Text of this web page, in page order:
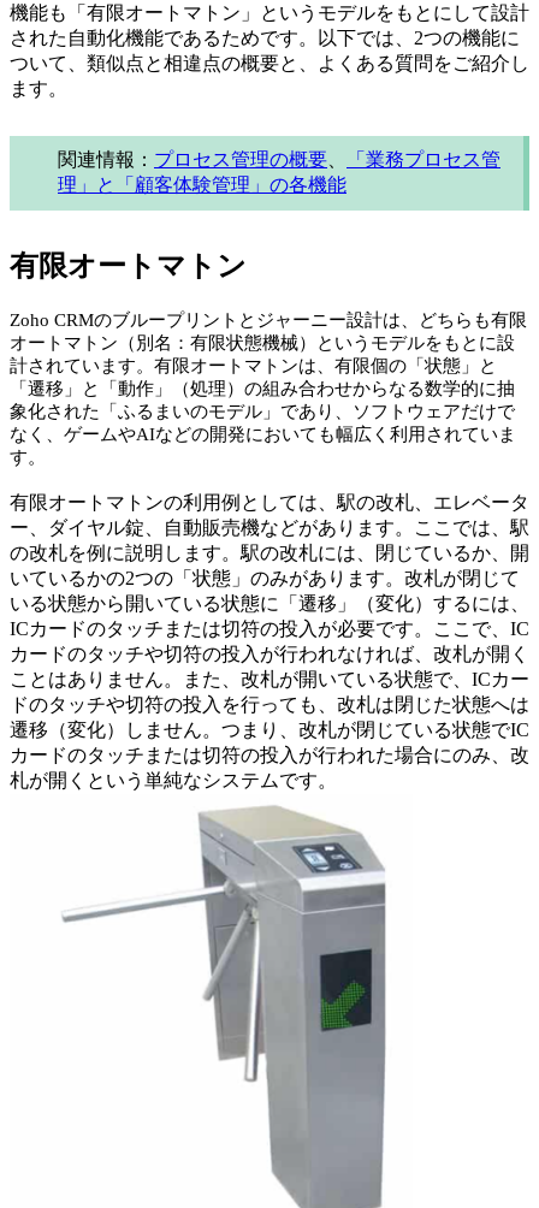
機能も「有限オートマトン」というモデルをもとにして設計
された自動化機能であるためです。以下では、2つの機能に
ついて、類似点と相違点の概要と、よくある質問をご紹介し
ます。
関連情報： プロセス管理の概要
「業務プロセス管
理」と「顧客体験管理」の各機能
有限オートマトン
Zoho CRMのブループリントとジャーニー設計は、どちらも有限
オートマトン（別名：有限状態機械）というモデルをもとに設
計されています。有限オートマトンは、有限個の「状態」と
「遷移」と「動作」（処理）の組み合わせからなる数学的に抽
象化された「ふるまいのモデル」であり、ソフトウェアだけで
なく、ゲームやAIなどの開発においても幅広く利用されていま
す。
有限オートマトンの利用例としては、駅の改札、エレベータ
ー、ダイヤル錠、自動販売機などがあります。ここでは、駅
の改札を例に説明します。駅の改札には、閉じているか、開
いているかの2つの「状態」のみがあります。改札が閉じて
いる状態から開いている状態に「遷移」（変化）するには、
ICカードのタッチまたは切符の投入が必要です。ここで、IC
カードのタッチや切符の投入が行われなければ、改札が開く
ことはありません。また、改札が開いている状態で、ICカー
ドのタッチや切符の投入を行っても、改札は閉じた状態へは
遷移（変化）しません。つまり、改札が閉じている状態でIC
カードのタッチまたは切符の投入が行われた場合にのみ、改
札が開くという単純なシステムです。